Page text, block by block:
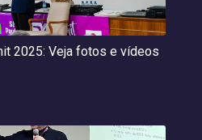
2025: Veja fotos e vídeos